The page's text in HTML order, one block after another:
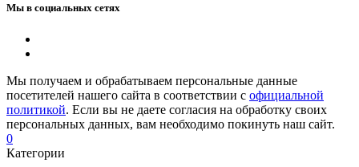
Мы в социальных сетях
Мы получаем и обрабатываем персональные данные
посетителей нашего сайта в соответствии с официальной
политикой. Если вы не даете согласия на обработку своих
персональных данных, вам необходимо покинуть наш сайт.
0
Категории